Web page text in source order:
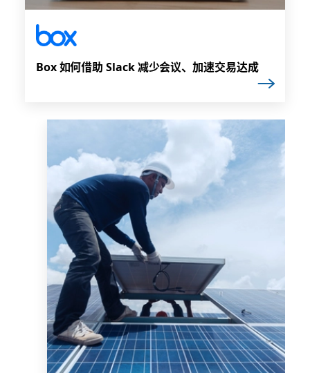
Box 如何借助 Slack 减少会议、加速交易达成